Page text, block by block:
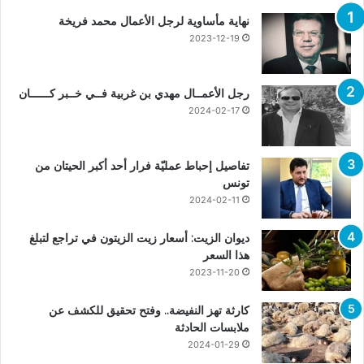
نهاية مأساوية لرجل الأعمال محمد فريخة
2023-12-19
رجل الأعمــال مهدي بن غربية فــي خــبر كــــــان
2024-02-17
تفاصيل إحباط عمليّة فرار أحد أكبر الحيتان من
تونس
2024-02-11
ديوان الزيت: أسعار زيت الزيتون في تراجع لتبلغ
هذا السعر
2023-11-20
كارثة تهز النفيضة.. وفتح تحقيق للكشف عن
ملابسات الحادثة
2024-01-29